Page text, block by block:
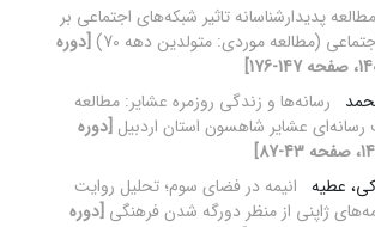
مطالعه پدیدارشناسانه تاثیر شبکه‌های اجتماعی بر
(مطالعه موردی: متولدین دهه 70)
[دوره
رسانه‌ها و زندگی روزمره عشایر: مطالعه
رسانه‌ای عشایر شاهسون استان اردبیل [دوره
عطیه انیمه در فضای سوم؛ تحلیل روایت
ژاپنی از منظر دورگه شدن فرهنگی [دوره